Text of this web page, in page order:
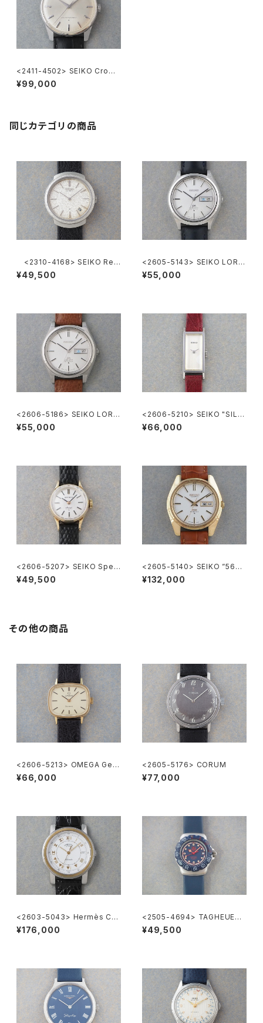
<2411-4502> SEIKO Crown
Special
¥99,000
同じカテゴリの商品
<2310-4168> SEIKO Ref.
2419-0010
¥49,500
<2605-5143> SEIKO LORD
MATIC
¥55,000
<2606-5186> SEIKO LORD
MATIC
¥55,000
<2606-5210> SEIKO "SILV
ER885" rectangular case
¥66,000
<2606-5207> SEIKO Speci
al
¥49,500
<2605-5140> SEIKO ”56K
S" KING SEIKO
¥132,000
その他の商品
<2606-5213> OMEGA Gen
eve
¥66,000
<2605-5176> CORUM
¥77,000
<2603-5043> Hermès Car
rick
¥176,000
<2505-4694> TAGHEUER
FORMULA1
¥49,500